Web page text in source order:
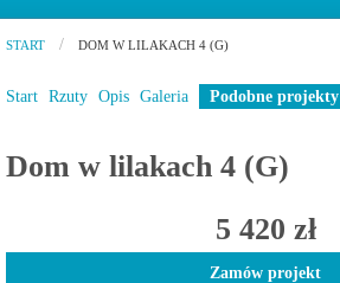
tel. 12 372 19 00
Projekty domów
START DOM W LILAKACH 4 (G)
Start Rzuty Opis Galeria Podobne projekty
Dom w lilakach 4 (G)
5 420 zł
Zamów projekt